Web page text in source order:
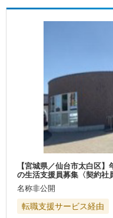
【宮城県／仙台市太白区
の生活支援員募集〈契約社
名称非公開
転職支援サービス経由